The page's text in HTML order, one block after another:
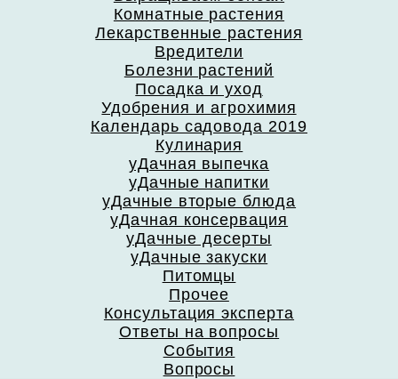
Комнатные растения
Лекарственные растения
Вредители
Болезни растений
Посадка и уход
Удобрения и агрохимия
Календарь садовода 2019
Кулинария
уДачная выпечка
уДачные напитки
уДачные вторые блюда
уДачная консервация
уДачные десерты
уДачные закуски
Питомцы
Прочее
Консультация эксперта
Ответы на вопросы
События
Вопросы